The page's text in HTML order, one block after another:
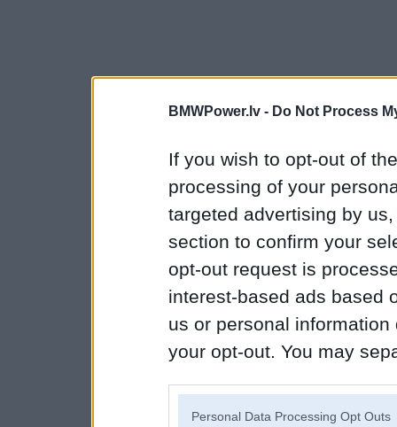
BMWPower.lv - Do Not Process
If you wish to opt-out of
processing of your
targeted advertising by
section to confirm your
opt-out request is
interest-based ads based
us or personal
your opt-out. You may
Personal Data Processing Opt Outs